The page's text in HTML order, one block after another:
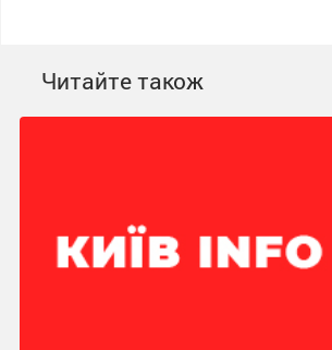
Читайте також